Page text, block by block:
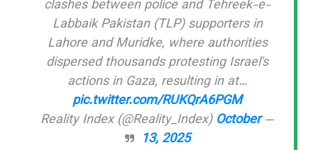
clashes between police and Tehreek-e-
Labbaik Pakistan (TLP) supporters in
Lahore and Muridke, where authorities
dispersed thousands protesting Israel's
actions in Gaza, resulting in at…
pic.twitter.com/RUKQrA6PGM
— Reality Index (@Reality_Index)
October
13, 2025